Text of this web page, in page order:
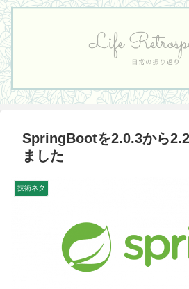
SpringBootを2.0.3から
ました
技術ネタ